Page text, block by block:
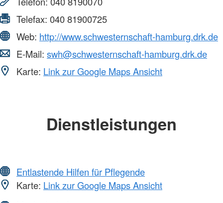
Telefax: 040 81900725
Web: http://www.schwesternschaft-hamburg.drk.de
E-Mail: swh@schwesternschaft-hamburg.drk.de
Karte: Link zur Google Maps Ansicht
Dienstleistungen
Entlastende Hilfen für Pflegende
Karte: Link zur Google Maps Ansicht